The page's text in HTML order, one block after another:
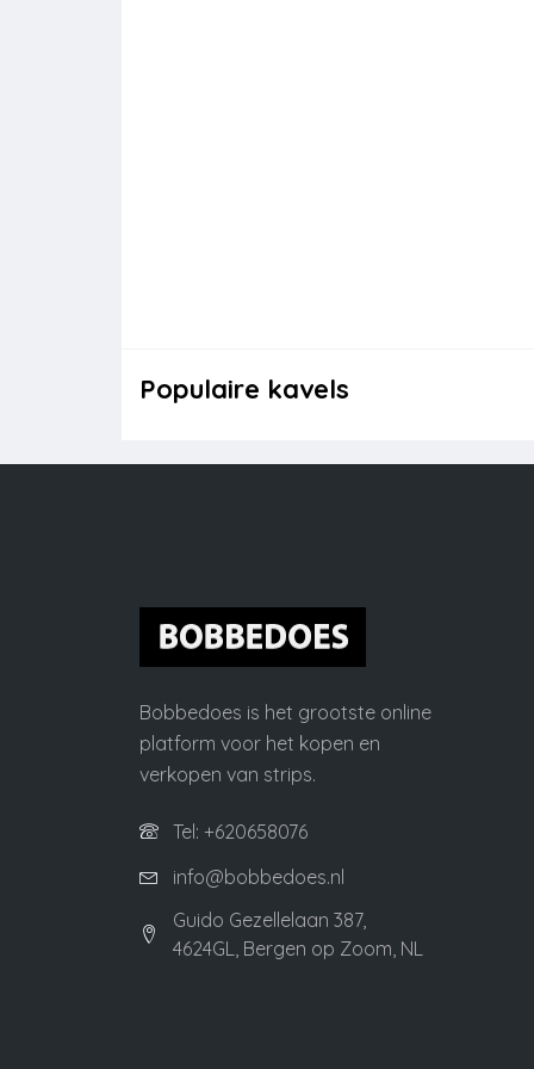
Populaire kavels
Bobbedoes is het grootste online
platform voor het kopen en
verkopen van strips.
Tel: +620658076
info@bobbedoes.nl
Guido Gezellelaan 387,
4624GL, Bergen op Zoom, NL